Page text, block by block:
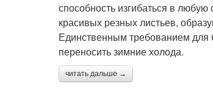
способность изгибаться в
красивых резных листьев,
Единственным требованием для
переносить зимние холода.
читать дальше →